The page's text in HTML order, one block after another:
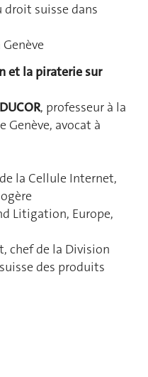
droit suisse dans
et la piraterie sur
, professeur à la
Genève, avocat à
la Cellule Internet,
Litigation, Europe,
chef de la Division
des produits